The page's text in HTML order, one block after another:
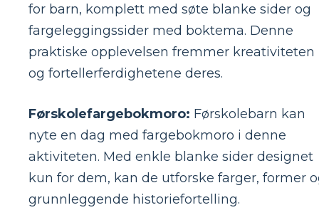
for barn, komplett med søte blanke sider og
fargeleggingssider med boktema. Denne
praktiske opplevelsen fremmer kreativiteten
og fortellerferdighetene deres.
Førskolefargebokmoro: Førskolebarn kan
nyte en dag med fargebokmoro i denne
aktiviteten. Med enkle blanke sider designet
kun for dem, kan de utforske farger, former
grunnleggende historiefortelling.